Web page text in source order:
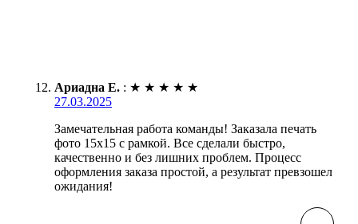
Ариадна Е. : ★ ★ ★ ★ ★
27.03.2025
Замечательная работа команды! Заказала печать
фото 15х15 с рамкой. Все сделали быстро,
качественно и без лишних проблем. Процесс
оформления заказа простой, а результат превзошел
ожидания!